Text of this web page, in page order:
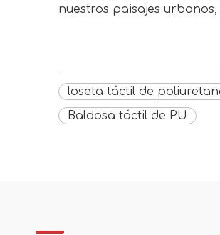
nuestros paisajes
loseta táctil de
Baldosa táctil de PU